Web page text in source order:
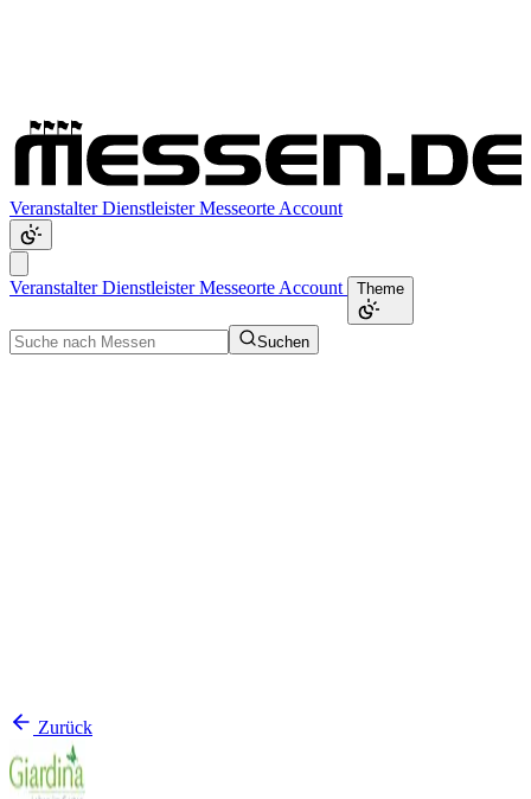
VeranstalterDienstleisterMesseorte Account
VeranstalterDienstleisterMesseorte Account Theme
Suchen
Zurück